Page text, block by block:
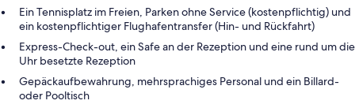
Ein Tennisplatz im Freien, Parken ohne Service (kostenpflichtig) und
ein kostenpflichtiger Flughafentransfer (Hin- und Rückfahrt)
Express-Check-out, ein Safe an der Rezeption und eine rund um die
Uhr besetzte Rezeption
Gepäckaufbewahrung, mehrsprachiges Personal und ein Billard-
oder Pooltisch